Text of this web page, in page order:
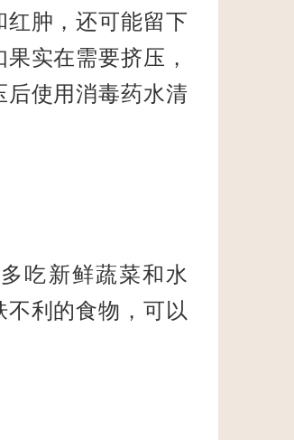
肿，还可能留下
实在需要挤压，
后使用消毒药水清
吃新鲜蔬菜和水
利的食物，可以